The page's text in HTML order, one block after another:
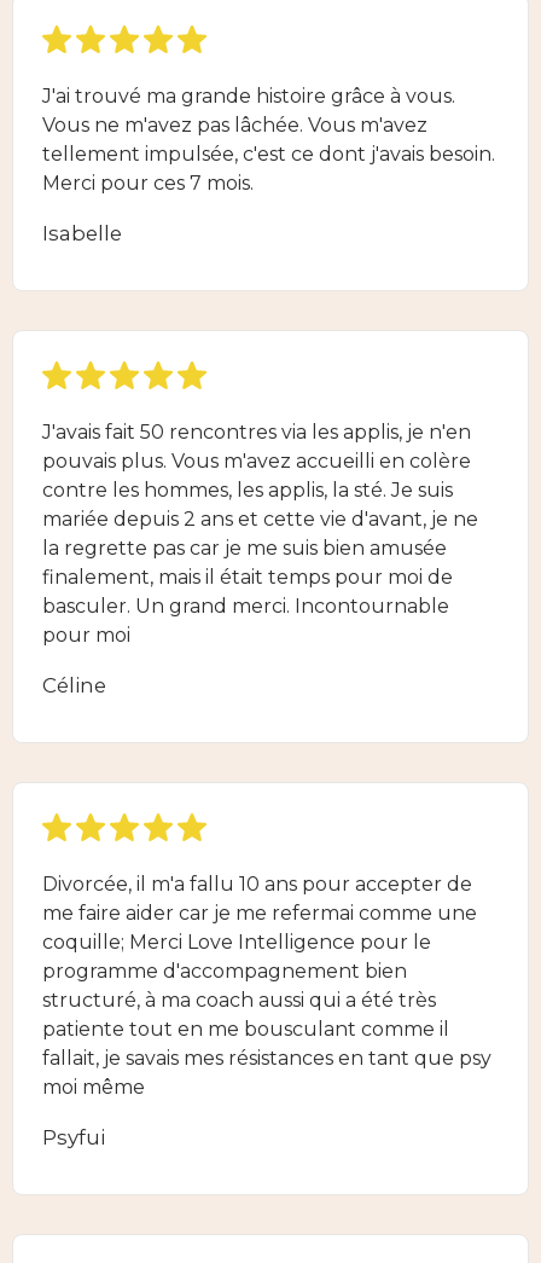
J'ai trouvé ma grande histoire grâce à vous.
Vous ne m'avez pas lâchée. Vous m'avez
tellement impulsée, c'est ce dont j'avais besoin.
Merci pour ces 7 mois.
Isabelle
J'avais fait 50 rencontres via les applis, je n'en
pouvais plus. Vous m'avez accueilli en colère
contre les hommes, les applis, la sté. Je suis
mariée depuis 2 ans et cette vie d'avant, je ne
la regrette pas car je me suis bien amusée
finalement, mais il était temps pour moi de
basculer. Un grand merci. Incontournable
pour moi
Céline
Divorcée, il m'a fallu 10 ans pour accepter de
me faire aider car je me refermai comme une
coquille; Merci Love Intelligence pour le
programme d'accompagnement bien
structuré, à ma coach aussi qui a été très
patiente tout en me bousculant comme il
fallait, je savais mes résistances en tant que psy
moi même
Psyfui